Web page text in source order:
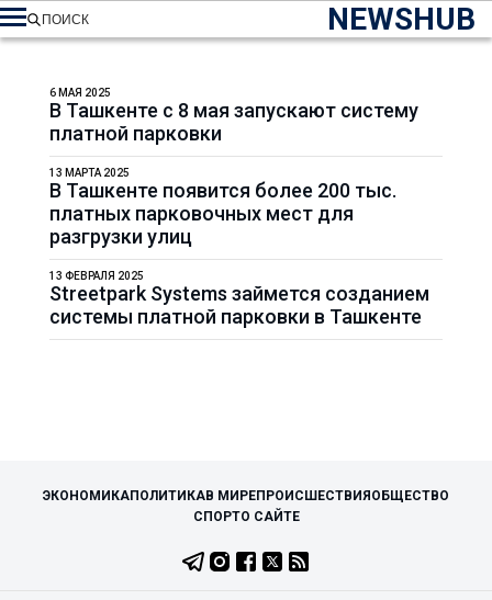
NEWSHUB
ПОИСК
В Ташкенте с 8 мая запускают систему
платной парковки
6 МАЯ 2025
В Ташкенте появится более 200 тыс.
платных парковочных мест для
разгрузки улиц
13 МАРТА 2025
Streetpark Systems займется созданием
системы платной парковки в Ташкенте
13 ФЕВРАЛЯ 2025
ЭКОНОМИКАПОЛИТИКАВ МИРЕПРОИСШЕСТВИЯ ОБЩЕСТВО
СПОРТО САЙТЕ